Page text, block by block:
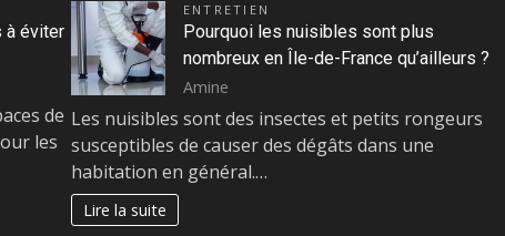
à éviter
de
les
ENTRETIEN
Pourquoi les nuisibles sont plus
nombreux en Île-de-France qu’ailleurs ?
Amine
Les nuisibles sont des insectes et petits rongeurs
susceptibles de causer des dégâts dans une
habitation en général.…
Lire la suite